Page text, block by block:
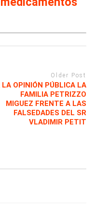
Older Post
LA OPINIÓN PÚBLICA LA
FAMILIA PETRIZZO
MIGUEZ FRENTE A LAS
FALSEDADES DEL SR
VLADIMIR PETIT